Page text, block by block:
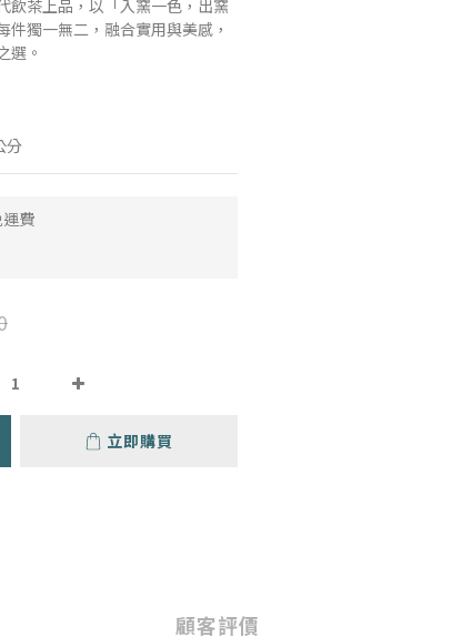
飲茶上品，以「入窯一色，出窯
獨一無二，融合實用與美感，
選。
分
費
立即購買
顧客評價